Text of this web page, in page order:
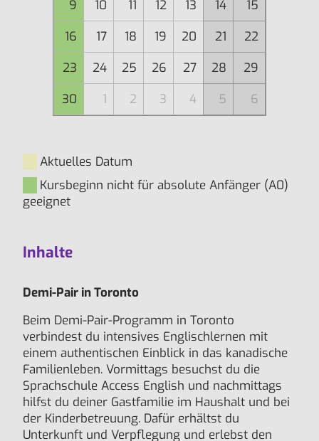
9 10 11 12 13 14
15
16
17 18 19 20 21
22
23
24 25 26 27 28
29
30
1 2 3 4 5 6
Aktuelles Datum
Kursbeginn nicht für absolute Anfänger (A0)
geeignet
Inhalte
Demi-Pair in Toronto
Beim Demi-Pair-Programm in Toronto
verbindest du intensives Englischlernen mit
einem authentischen Einblick in das kanadische
Familienleben. Vormittags besuchst du die
Sprachschule Access English und nachmittags
hilfst du deiner Gastfamilie im Haushalt und bei
der Kinderbetreuung. Dafür erhältst du
Unterkunft und Verpflegung und erlebst den